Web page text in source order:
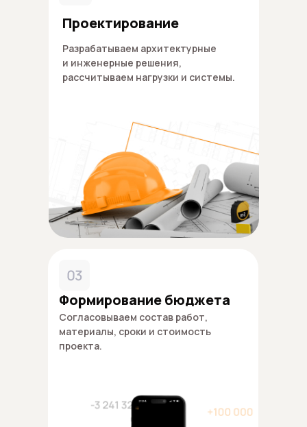
03
Формирование бюджета
Согласовываем состав работ,
материалы, сроки и стоимость
проекта.
Разрабатываем архитектурные
и инженерные решения,
рассчитываем нагрузки и системы.
Проектирование